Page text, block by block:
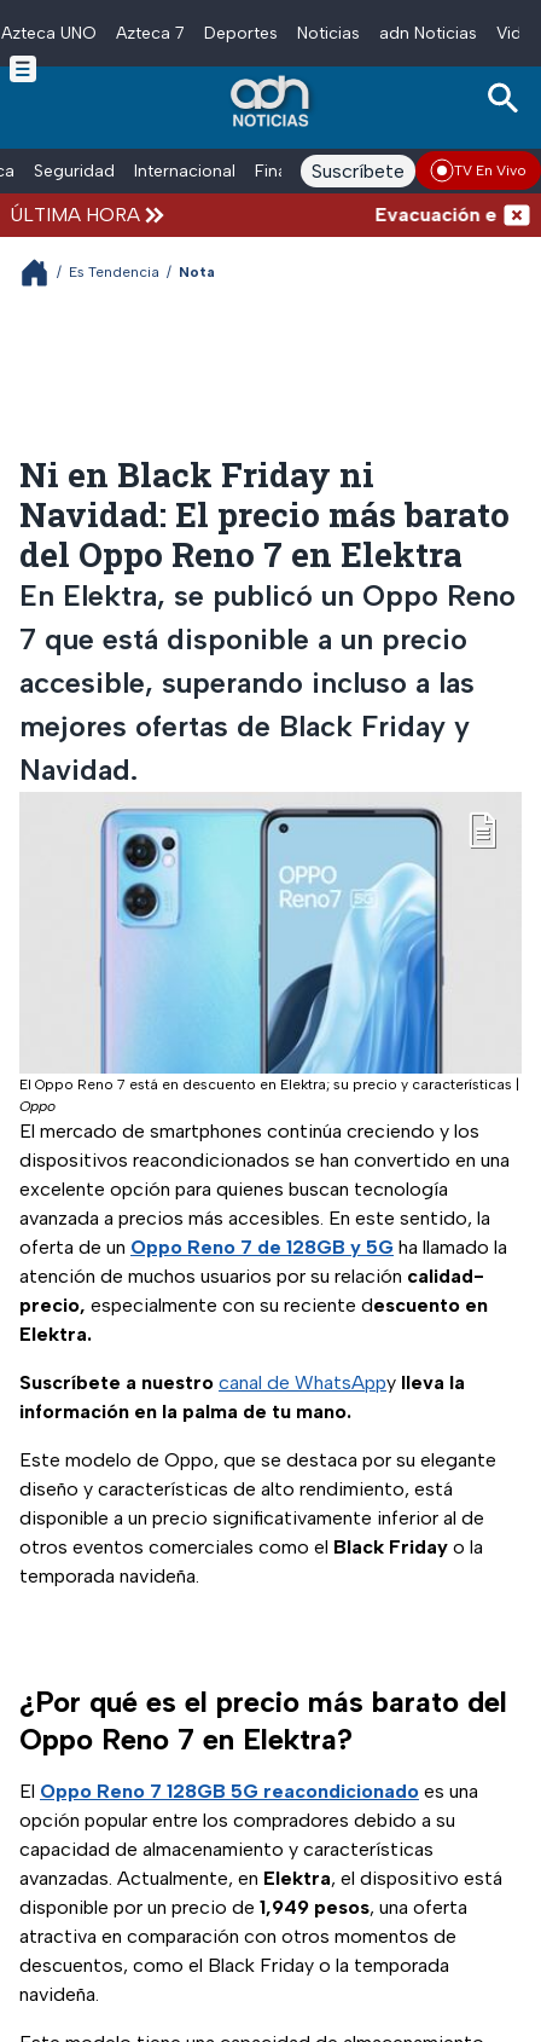
Skip to main content
Azteca UNO Azteca 7 Deportes Noticias adn Noticias
Seguridad Internacional Finanzas adn Noticias Radio
Suscríbete TV En Vivo
ÚLTIMA HORA Evacuación en la
/ Es Tendencia / Nota
Ni en Black Friday ni
Navidad: El precio más barato
del Oppo Reno 7 en Elektra
En Elektra, se publicó un Oppo Reno
7 que está disponible a un precio
accesible, superando incluso a las
mejores ofertas de Black Friday y
Navidad.
El Oppo Reno 7 está en descuento en Elektra; su precio y características
Oppo
El mercado de smartphones continúa creciendo y los
dispositivos reacondicionados se han convertido en una
excelente opción para quienes buscan tecnología
avanzada a precios más accesibles. En este sentido, la
oferta de un Oppo Reno 7 de 128GB y 5G ha llamado la
atención de muchos usuarios por su relación calidad-
precio, especialmente con su reciente descuento en
Elektra.
Suscríbete a nuestro canal de WhatsAppy lleva la
información en la palma de tu mano.
Este modelo de Oppo, que se destaca por su elegante
diseño y características de alto rendimiento, está
disponible a un precio significativamente inferior al de
otros eventos comerciales como el Black Friday o la
temporada navideña.
¿Por qué es el precio más barato del
Oppo Reno 7 en Elektra?
El Oppo Reno 7 128GB 5G reacondicionado es una
opción popular entre los compradores debido a su
capacidad de almacenamiento y características
avanzadas. Actualmente, en Elektra, el dispositivo está
disponible por un precio de 1,949 pesos, una oferta
atractiva en comparación con otros momentos de
descuentos, como el Black Friday o la temporada
navideña.